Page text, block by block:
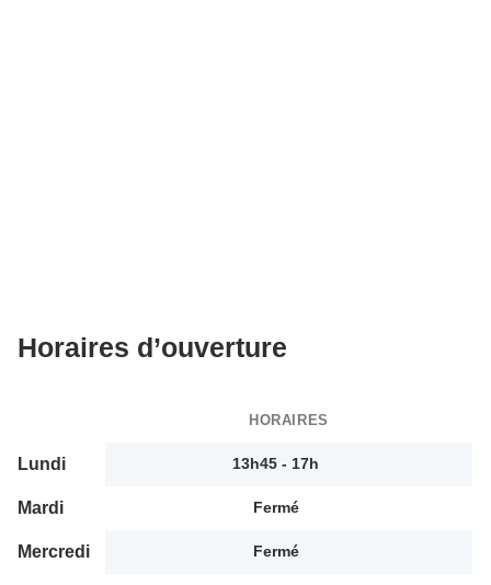
Horaires d’ouverture
HORAIRES
Lundi 13h45 - 17h
Mardi Fermé
Mercredi Fermé